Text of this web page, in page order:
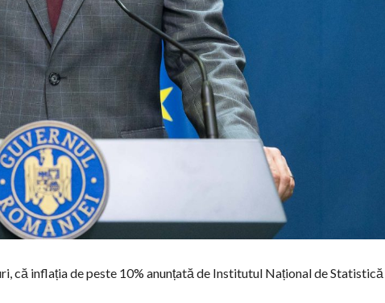
că inflația de peste 10% anunțată de Institutul Național de Statistică